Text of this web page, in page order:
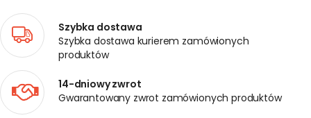
Szybka dostawa
Szybka dostawa kurierem zamówionych
produktów
14-dniowy zwrot
Gwarantowany zwrot zamówionych produktów